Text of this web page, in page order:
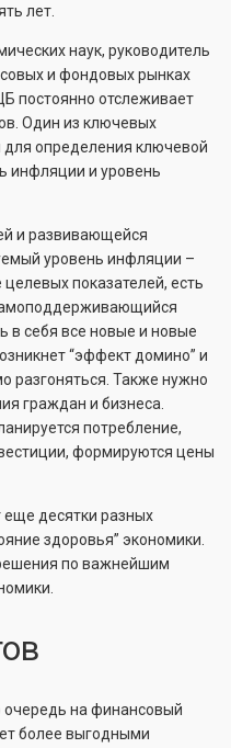
лет.
наук, руководитель
и фондовых рынках
постоянно отслеживает
Один из ключевых
для определения ключевой
инфляции и уровень
и развивающейся
уровень инфляции –
показателей, есть
в себя все новые и новые
“эффект домино” и
разгоняться. Также нужно
граждан и бизнеса.
потребление,
формируются цены
еще десятки разных
здоровья” экономики.
по важнейшим
очередь на финансовый
более выгодными